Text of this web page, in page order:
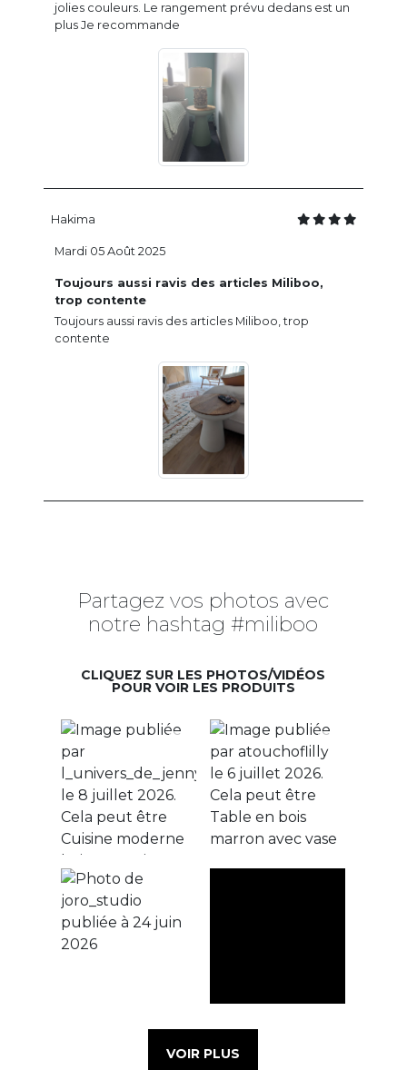
jolies couleurs. Le rangement prévu dedans est un
plus Je recommande
Hakima
Toujours aussi ravis des articles Miliboo,
trop contente
Toujours aussi ravis des articles Miliboo, trop
contente
Mardi 05 Août 2025
Partagez vos photos avec
notre hashtag #miliboo
CLIQUEZ SUR LES PHOTOS/VIDÉOS
POUR VOIR LES PRODUITS
VOIR PLUS